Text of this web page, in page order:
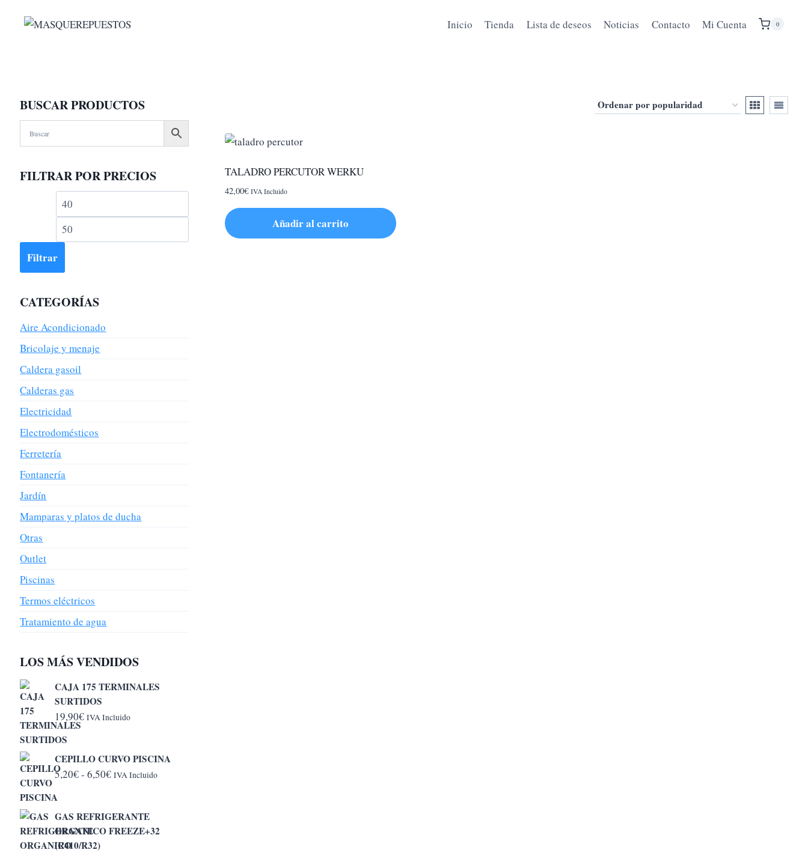
Inicio Tienda Lista de deseos Noticias Contacto Mi Cuenta 0
TALADRO PERCUTOR WERKU
42,00€ IVA Incluido
Añadir al carrito
BUSCAR PRODUCTOS
FILTRAR POR PRECIOS
Precio
mínimo
máximo
Filtrar
CATEGORÍAS
Aire Acondicionado
Bricolaje y menaje
Caldera gasoil
Calderas gas
Electricidad
Electrodomésticos
Ferretería
Fontanería
Jardín
Mamparas y platos de ducha
Otras
Outlet
Piscinas
Termos eléctricos
Tratamiento de agua
LOS MÁS VENDIDOS
CAJA 175 TERMINALES
SURTIDOS
19,90€ IVA Incluido
CEPILLO CURVO PISCINA
5,20€- 6,50€Rango
desde
5,20€
IVA Incluido
GAS REFRIGERANTE
ORGANICO FREEZE+32
(R410/R32)